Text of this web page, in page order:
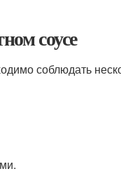
соусе
соблюдать